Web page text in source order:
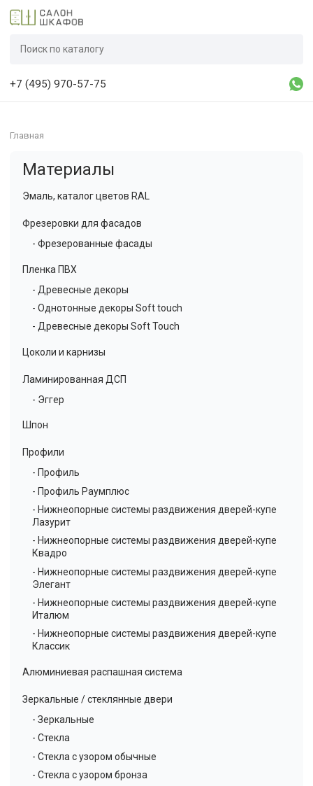
+7 (495) 970-57-75
Главная
Материалы
Эмаль, каталог цветов RAL
Фрезеровки для фасадов
- Фрезерованные фасады
Пленка ПВХ
- Древесные декоры
- Однотонные декоры Soft touch
- Древесные декоры Soft Touch
Цоколи и карнизы
Ламинированная ДСП
- Эггер
Шпон
Профили
- Профиль
- Профиль Раумплюс
- Нижнеопорные системы раздвижения дверей-купе
Лазурит
- Нижнеопорные системы раздвижения дверей-купе
Квадро
- Нижнеопорные системы раздвижения дверей-купе
Элегант
- Нижнеопорные системы раздвижения дверей-купе
Италюм
- Нижнеопорные системы раздвижения дверей-купе
Классик
Алюминиевая распашная система
Зеркальные / стеклянные двери
- Зеркальные
- Стекла
- Стекла с узором обычные
- Стекла с узором бронза